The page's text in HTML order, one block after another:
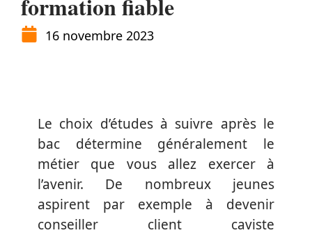
formation fiable
16 novembre 2023
Le choix d’études à suivre après le
bac détermine généralement le
métier que vous allez exercer à
l’avenir. De nombreux jeunes
aspirent par exemple à devenir
conseiller client caviste